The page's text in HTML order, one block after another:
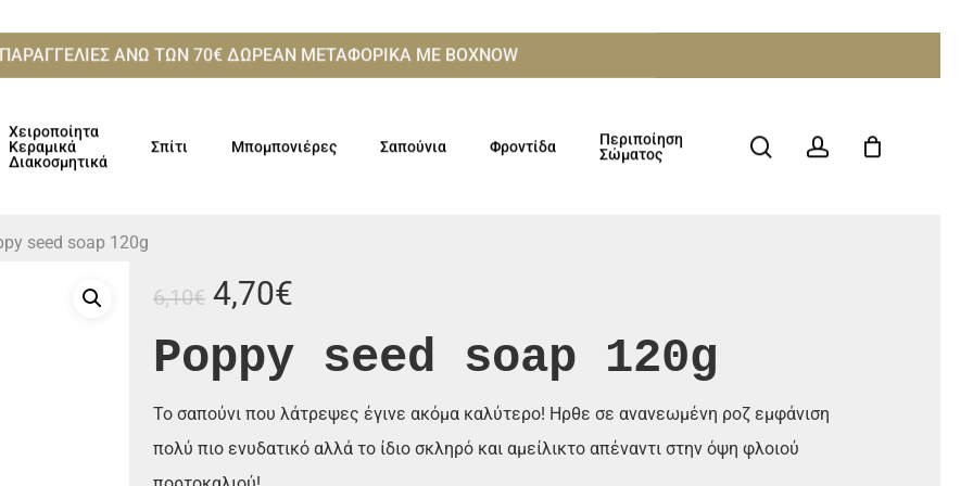
ΠΑΡΑΓΓΕΛΙΕΣ ΑΝΩ ΤΩΝ 70€ ΔΩΡΕΑΝ ΜΕΤΑΦΟΡΙΚΑ ME ΒΟΧΝΟW
Χειροποίητα
Κεραμικά
Διακοσμητικά
Σπίτι Μπομπονιέρες Σαπούνια Φροντίδα
Περιποίηση
Σώματος
searchaccount
seed soap 120g
6,10€ Original
was:
6,10€.
4,70€
τιμή
4,70€.
Poppy seed soap 120g
Το σαπούνι που λάτρεψες έγινε ακόμα καλύτερο! Ηρθε σε ανανεωμένη ροζ εμφάνιση
πολύ πιο ενυδατικό αλλά το ίδιο σκληρό και αμείλικτο απέναντι στην όψη φλοιού